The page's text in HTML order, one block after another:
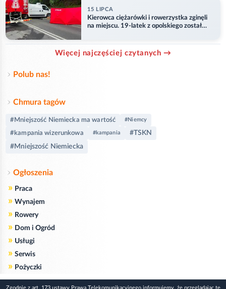
15 LIPCA
Kierowca ciężarówki i rowerzystka zginęli
na miejscu. 19-latek z opolskiego został
Więcej najczęściej czytanych →
Polub nas!
Chmura tagów
#Mniejszość Niemiecka ma wartość #Niemcy
#kampania wizerunkowa #kampania
#TSKN
#Mniejszość Niemiecka
Ogłoszenia
» Praca
» Wynajem
» Rowery
» Dom i Ogród
» Usługi
» Serwis
» Pożyczki
Zgodnie z art. 173 ustawy Prawa Telekomunikacyjnego informujemy, że przeglądając tę